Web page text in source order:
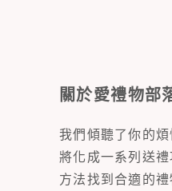
關於愛禮物部
我們傾聽了你的
將化成一系列送
方法找到合適的